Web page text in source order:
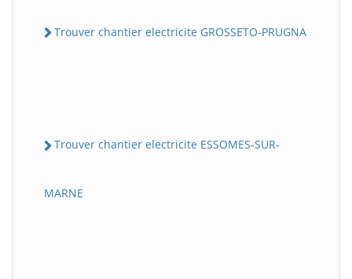
Trouver chantier electricite GROSSETO-PRUGNA
Trouver chantier electricite ESSOMES-SUR-
MARNE